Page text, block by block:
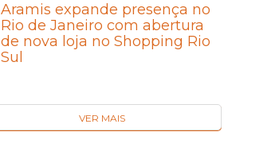
Aramis expande presença no
Rio de Janeiro com abertura
de nova loja no Shopping Rio
Sul
VER MAIS